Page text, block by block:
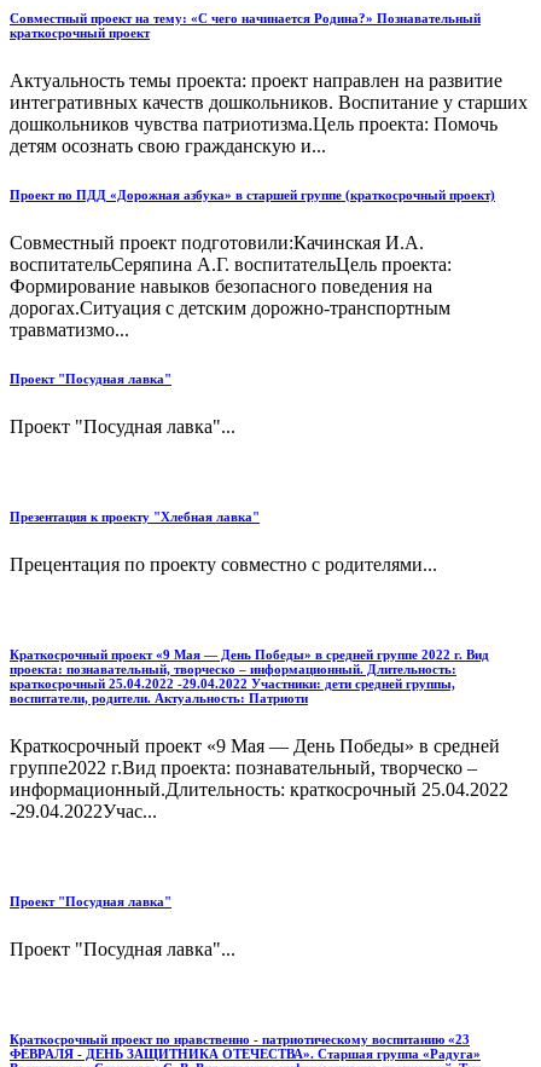
Совместный проект на тему: «С чего начинается Родина?» Познавательный
краткосрочный проект
Актуальность темы проекта: проект направлен на развитие
интегративных качеств дошкольников. Воспитание у старших
дошкольников чувства патриотизма.Цель проекта: Помочь
детям осознать свою гражданскую и...
Проект по ПДД «Дорожная азбука» в старшей группе (краткосрочный проект)
Совместный проект подготовили:Качинская И.А.
воспитательСеряпина А.Г. воспитательЦель проекта:
Формирование навыков безопасного поведения на
дорогах.Ситуация с детским дорожно-транспортным
травматизмо...
Проект "Посудная лавка"
Проект "Посудная лавка"...
Презентация к проекту "Хлебная лавка"
Прецентация по проекту совместно с родителями...
Краткосрочный проект «9 Мая — День Победы» в средней группе 2022 г. Вид
проекта: познавательный, творческо – информационный. Длительность:
краткосрочный 25.04.2022 -29.04.2022 Участники: дети средней группы,
воспитатели, родители. Актуальность: Патриоти
Краткосрочный проект «9 Мая — День Победы» в средней
группе2022 г.Вид проекта: познавательный, творческо –
информационный.Длительность: краткосрочный 25.04.2022
-29.04.2022Учас...
Проект "Посудная лавка"
Проект "Посудная лавка"...
Краткосрочный проект по нравственно - патриотическому воспитанию «23
ФЕВРАЛЯ - ДЕНЬ ЗАЩИТНИКА ОТЕЧЕСТВА». Старшая группа «Радуга»